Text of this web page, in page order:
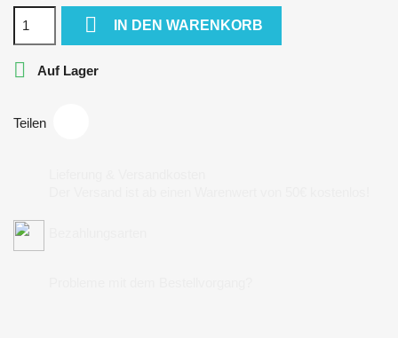
 IN DEN WARENKORB
 Auf Lager
Teilen